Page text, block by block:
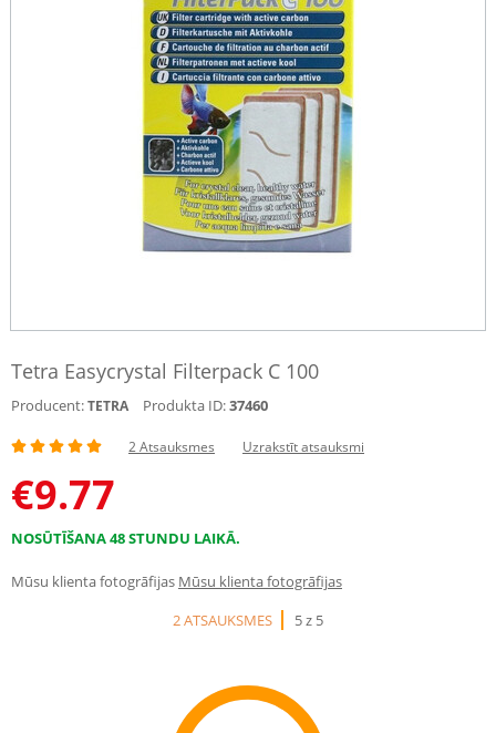
Tetra Easycrystal Filterpack C 100
Producent:TETRA Produkta ID:37460
2 Atsauksmes Uzrakstīt atsauksmi
€9.77
NOSŪTĪŠANA 48 STUNDU LAIKĀ.
Mūsu klienta fotogrāfijas Mūsu klienta fotogrāfijas
2 ATSAUKSMES
5 z 5